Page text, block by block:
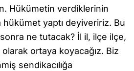
Hükümetin verdiklerinin
yaptı deyiveririz. Bu
ne tutacak? İl il, ilçe ilçe,
ortaya koyacağız. Biz
sendikacılığa